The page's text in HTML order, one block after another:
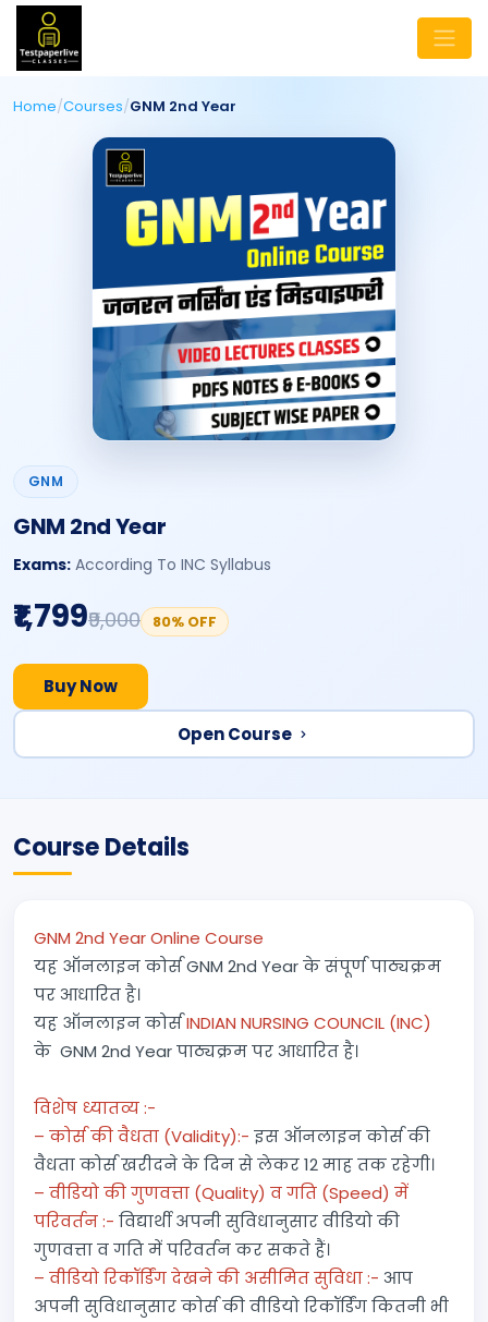
Home/Courses/GNM 2nd Year
GNM
GNM 2nd Year
Exams: According To INC Syllabus
₹1,799₹9,000 80% OFF
Buy Now
Open Course
Course Details
GNM 2nd Year Online Course
यह ऑनलाइन कोर्स GNM 2nd Year के संपूर्ण पाठ्यक्रम
पर आधारित है।
यह ऑनलाइन कोर्सINDIAN NURSING COUNCIL (INC)
के GNM 2nd Year पाठ्यक्रम पर आधारित है।
विशेष ध्यातव्य :-
– कोर्स की वैधता (Validity):- इस ऑनलाइन कोर्स की
वैधता कोर्स खरीदने के दिन से लेकर 12 माह तक रहेगी।
– वीडियो की गुणवत्ता (Quality) व गति (Speed) में
परिवर्तन :- विद्यार्थी अपनी सुविधानुसार वीडियो की
गुणवत्ता व गति में परिवर्तन कर सकते हैं।
– वीडियो रिकॉर्डिंग देखने की असीमित सुविधा :- आप
अपनी सुविधानुसार कोर्स की वीडियो रिकॉर्डिंग कितनी भी